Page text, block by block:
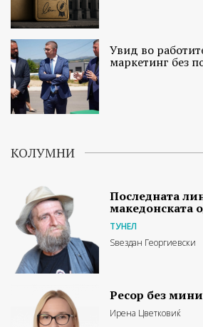
Увид во
маркетинг без
КОЛУМНИ
Последната
македонската
ТУНЕЛ
Ѕвездан Георгиевски
Ресор без
Ирена Цветковиќ